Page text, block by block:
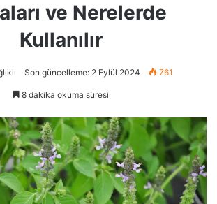
ve Nerelerde
Kullanılır
Son güncelleme: 2 Eylül 2024 761
8 dakika okuma süresi